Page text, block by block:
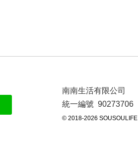
南南生活有限公司
統一編號 90273706
© 2018-2026 SOUSOULIFE